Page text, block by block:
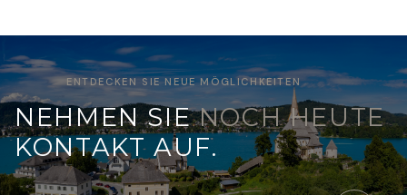
ENTDECKEN SIE NEUE MÖGLICHKEITEN
NEHMEN SIENOCH HEUTE
KONTAKT AUF.